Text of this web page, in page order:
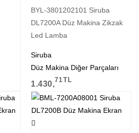
BYL-3801202101 Siruba
DL7200A Düz Makina Zikzak
Led Lamba
Siruba
Düz Makina Diğer Parçaları
1.430,71TL